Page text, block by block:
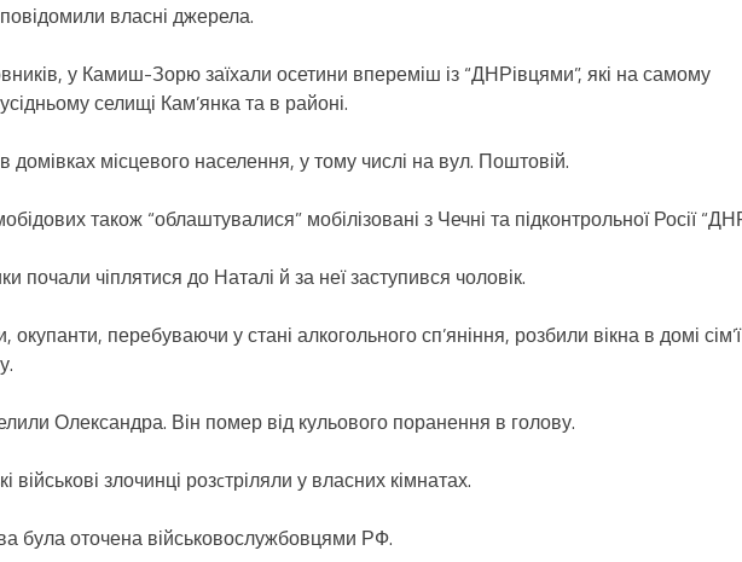
власні джерела.
у Камиш-Зорю заїхали осетини впереміш із “ДНРівцями”, які на самому
селищі Кам’янка та в районі.
домівках місцевого населення, у тому числі на вул. Поштовій.
також “облаштувалися” мобілізовані з Чечні та підконтрольної Росії
почали чіплятися до Наталі й за неї заступився чоловік.
перебуваючи у стані алкогольного сп’яніння, розбили вікна в домі сім’ї
Олександра. Він помер від кульового поранення в голову.
військові злочинці розcтріляли у власних кімнатах.
була оточена військовослужбовцями РФ.